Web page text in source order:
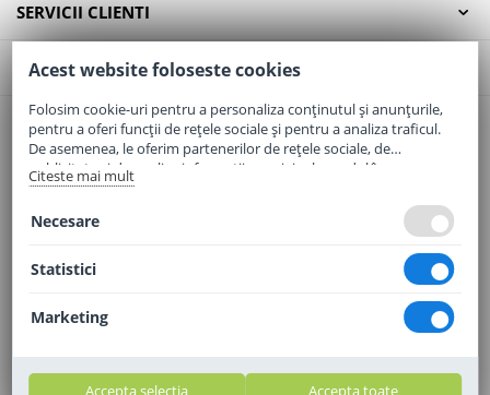
SERVICII CLIENTI
CONTACT
Email:office@elaptepraf.ro
Telefon:0745-964-449
Adresa:Sos. Borsului, Nr. 20, Oradea, Jud. Bihor
Acest website foloseste cookies
Folosim cookie-uri pentru a personaliza conținutul și anunțurile,
pentru a oferi funcții de rețele sociale și pentru a analiza traficul.
De asemenea, le oferim partenerilor de rețele sociale, de
publicitate și de analize informații cu privire la modul în care
folosiți site-ul nostru. Aceștia le pot combina cu alte informații
Citeste mai mult
Necesare
Statistici
Marketing
Accepta selectia Accepta toate